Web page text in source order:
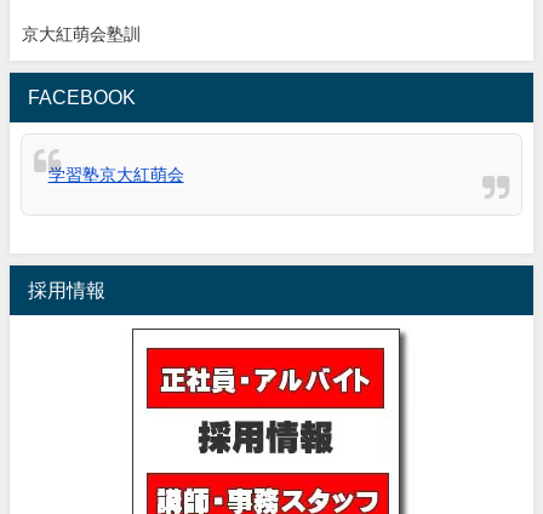
京大紅萌会塾訓
FACEBOOK
学習塾京大紅萌会
採用情報